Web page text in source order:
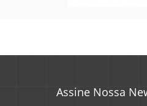
Assine Nossa